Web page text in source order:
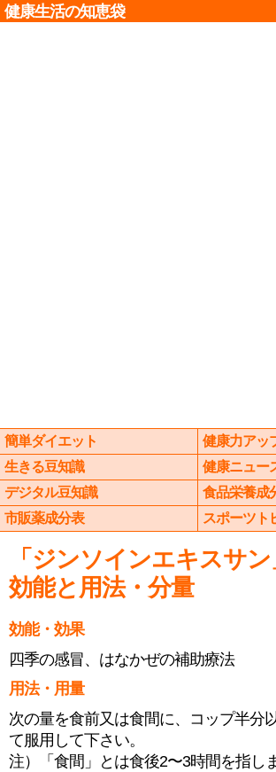
健康生活の知恵袋
簡単ダイエット
健康力アッ
生きる豆知識
健康ニュー
デジタル豆知識
食品栄養成
市販薬成分表
スポーツト
「ジンソインエキスサン
効能と用法・分量
効能・効果
四季の感冒、はなかぜの補助療法
用法・用量
次の量を食前又は食間に、コップ半分
て服用して下さい。
注）「食間」とは食後2〜3時間を指しま